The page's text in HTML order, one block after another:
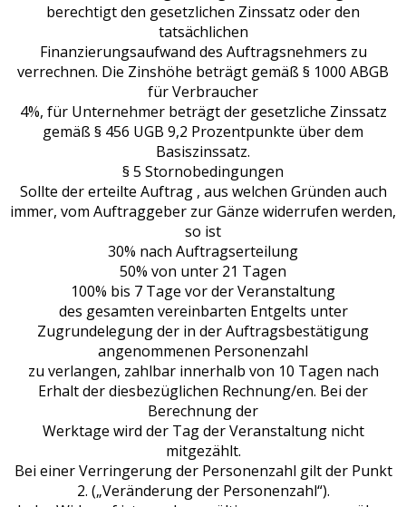
berechtigt den gesetzlichen Zinssatz oder den
tatsächlichen
Finanzierungsaufwand des Auftragsnehmers zu
verrechnen. Die Zinshöhe beträgt gemäß § 1000 ABGB
für Verbraucher
4%, für Unternehmer beträgt der gesetzliche Zinssatz
gemäß § 456 UGB 9,2 Prozentpunkte über dem
Basiszinssatz.
§ 5 Stornobedingungen
Sollte der erteilte Auftrag , aus welchen Gründen auch
immer, vom Auftraggeber zur Gänze widerrufen werden,
so ist
30% nach Auftragserteilung
50% von unter 21 Tagen
100% bis 7 Tage vor der Veranstaltung
des gesamten vereinbarten Entgelts unter
Zugrundelegung der in der Auftragsbestätigung
angenommenen Personenzahl
zu verlangen, zahlbar innerhalb von 10 Tagen nach
Erhalt der diesbezüglichen Rechnung/en. Bei der
Berechnung der
Werktage wird der Tag der Veranstaltung nicht
mitgezählt.
Bei einer Verringerung der Personenzahl gilt der Punkt
2. („Veränderung der Personenzahl“).